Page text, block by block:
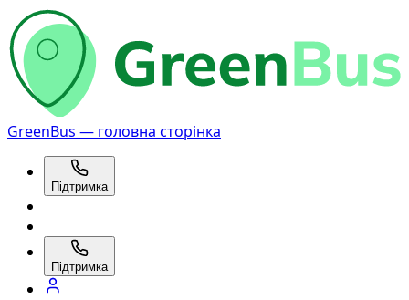
GreenBus — головна сторінка
Підтримка
Підтримка